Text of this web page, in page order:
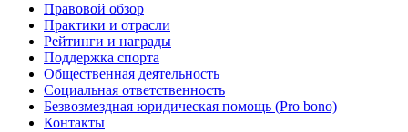
Правовой обзор
Практики и отрасли
Рейтинги и награды
Поддержка спорта
Общественная деятельность
Социальная ответственность
Безвозмездная юридическая помощь (Pro bono)
Контакты